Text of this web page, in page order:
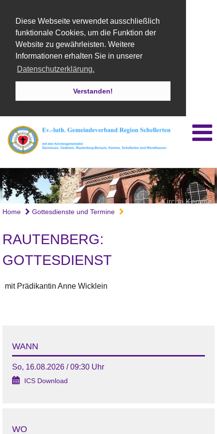
Diese Webseite verwendet ausschließlich
funktionale Cookies, um die Funktion der
Website zu gewährleisten. Weitere
Informationen erhalten Sie in unserer
Datenschutzerklärung.
Verstanden!
Kirche Kemme
Home Gottesdienste und Termine
RAUTENBERG:
GOTTESDIENST
mit Prädikantin Anne Wicklein
WANN
So, 16.08.2026 / 09:30 Uhr
ICS Download
WO